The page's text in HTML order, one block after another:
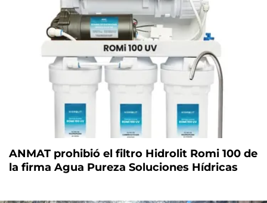
ANMAT prohibió el filtro Hidrolit Romi 100 de
la firma Agua Pureza Soluciones Hídricas